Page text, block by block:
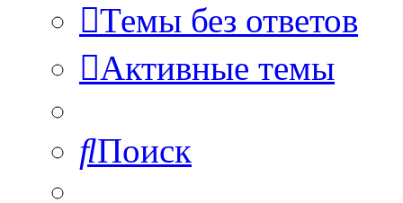
Темы без ответов
Активные темы
Поиск